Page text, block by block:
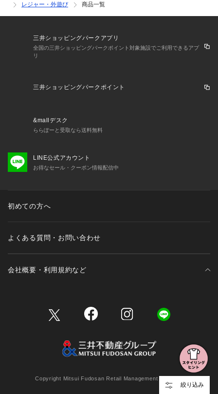
絞り込み
レジャー・外遊び
商品一覧
三井ショッピングパークアプリ
全国の三井ショッピングパークポイント対象施設でご利用できるアプ
リ
三井ショッピングパークポイント
&mallデスク
ららぽーと受取なら送料無料
LINE公式アカウント
お得なセール・クーポン情報配信中
初めての方へ
よくある質問・お問い合わせ
会社概要・利用規約など
Copyright Mitsui Fudosan Retail Management Co., Ltd.